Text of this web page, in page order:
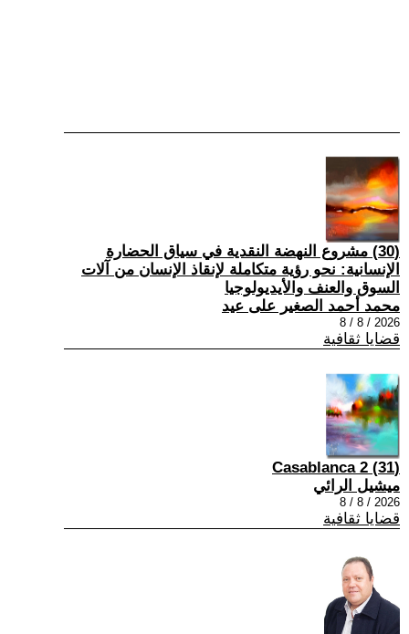
(30) مشروع النهضة النقدية في سياق الحضارة
الإنسانية: نحو رؤية متكاملة لإنقاذ الإنسان من آلات
السوق والعنف والأيديولوجيا
محمد أحمد الصغير على عيد
2026 / 8 / 8
قضايا ثقافية
(31) Casablanca 2
ميشيل الرائي
2026 / 8 / 8
قضايا ثقافية